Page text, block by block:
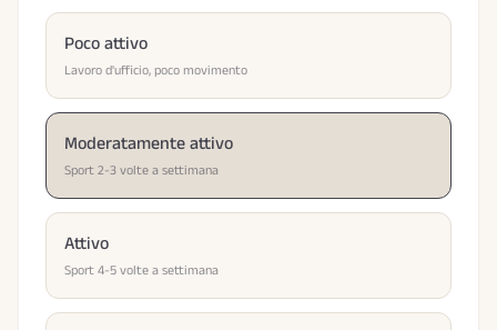
Poco attivo
Lavoro d'ufficio, poco movimento
Moderatamente attivo
Sport 2-3 volte a settimana
Attivo
Sport 4-5 volte a settimana